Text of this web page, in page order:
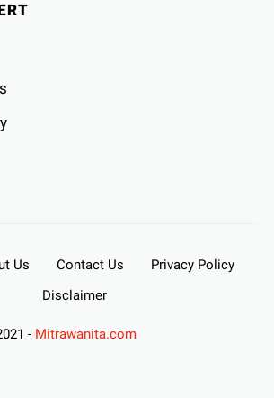
Us Contact Us
Privacy Policy
Disclaimer
- Mitrawanita.com